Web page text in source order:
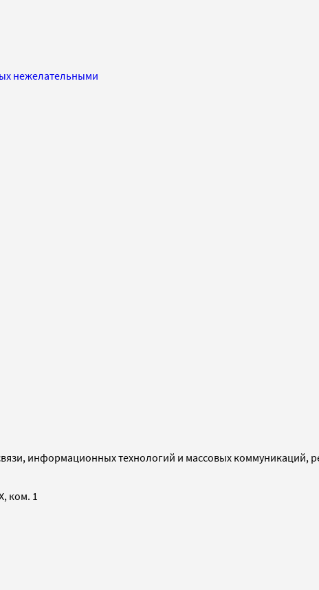
нежелательными
информационных технологий и массовых коммуникаций,
ком. 1